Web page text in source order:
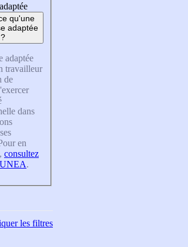
qu'une
adaptée
?
adaptée
travailleur
de
dans
en
consultez
.
les filtres